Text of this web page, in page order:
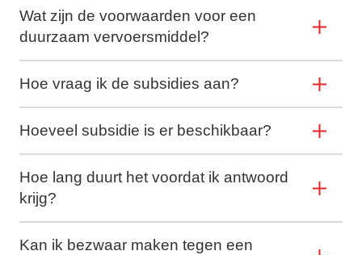
Wat zijn de voorwaarden voor een
duurzaam vervoersmiddel?
Hoe vraag ik de subsidies aan?
Hoeveel subsidie is er beschikbaar?
Hoe lang duurt het voordat ik antwoord
krijg?
Kan ik bezwaar maken tegen een